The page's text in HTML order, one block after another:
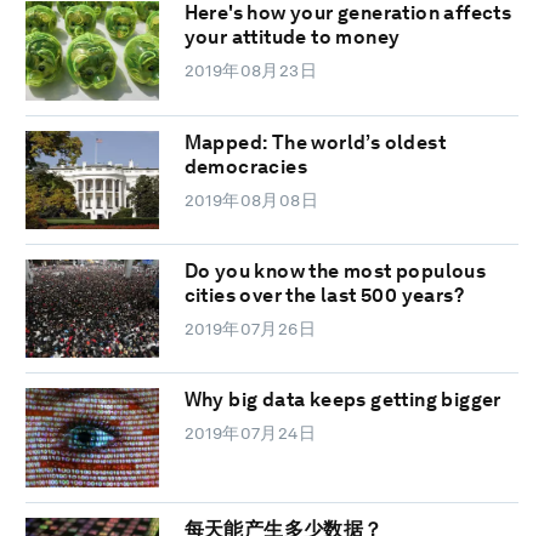
Here's how your generation affects
your attitude to money
2019年08月23日
Mapped: The world’s oldest
democracies
2019年08月08日
Do you know the most populous
cities over the last 500 years?
2019年07月26日
Why big data keeps getting bigger
2019年07月24日
每天能产生多少数据？